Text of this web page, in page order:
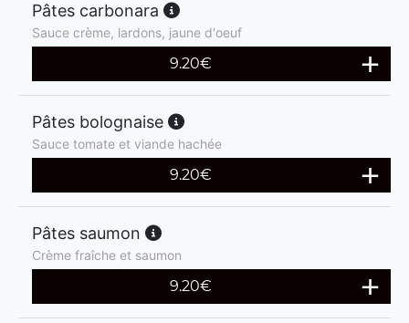
Pâtes carbonara
Sauce crème, lardons, jaune d'oeuf
9.20€
Pâtes bolognaise
Sauce tomate et viande hachée
9.20€
Pâtes saumon
Crème fraîche et saumon
9.20€